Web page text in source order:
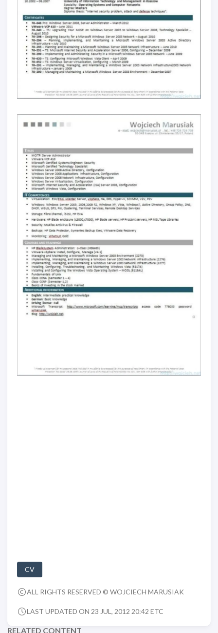
CV
ALL RIGHTS RESERVED © WOJCIECH MARUSIAK
LAST UPDATED ON 23 JUL, 2012 20:42 ETC
RELATED CONTENT